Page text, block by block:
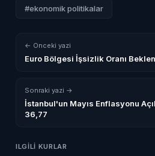
#ekonomik politikalar
← Onceki yazi
Euro Bölgesi İşsizlik Oranı
Sonraki yazi →
İstanbul'un Mayıs Enflasyonu
36,77
ILGILI KURLAR